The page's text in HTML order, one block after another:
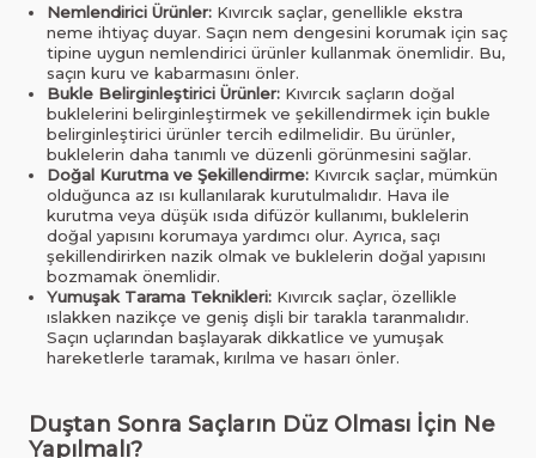
Nemlendirici Ürünler: Kıvırcık saçlar, genellikle ekstra
neme ihtiyaç duyar. Saçın nem dengesini korumak için saç
tipine uygun nemlendirici ürünler kullanmak önemlidir. Bu,
saçın kuru ve kabarmasını önler.
Bukle Belirginleştirici Ürünler: Kıvırcık saçların doğal
buklelerini belirginleştirmek ve şekillendirmek için bukle
belirginleştirici ürünler tercih edilmelidir. Bu ürünler,
buklelerin daha tanımlı ve düzenli görünmesini sağlar.
Doğal Kurutma ve Şekillendirme: Kıvırcık saçlar, mümkün
olduğunca az ısı kullanılarak kurutulmalıdır. Hava ile
kurutma veya düşük ısıda difüzör kullanımı, buklelerin
doğal yapısını korumaya yardımcı olur. Ayrıca, saçı
şekillendirirken nazik olmak ve buklelerin doğal yapısını
bozmamak önemlidir.
Yumuşak Tarama Teknikleri: Kıvırcık saçlar, özellikle
ıslakken nazikçe ve geniş dişli bir tarakla taranmalıdır.
Saçın uçlarından başlayarak dikkatlice ve yumuşak
hareketlerle taramak, kırılma ve hasarı önler.
Duştan Sonra Saçların Düz Olması İçin Ne
Yapılmalı?